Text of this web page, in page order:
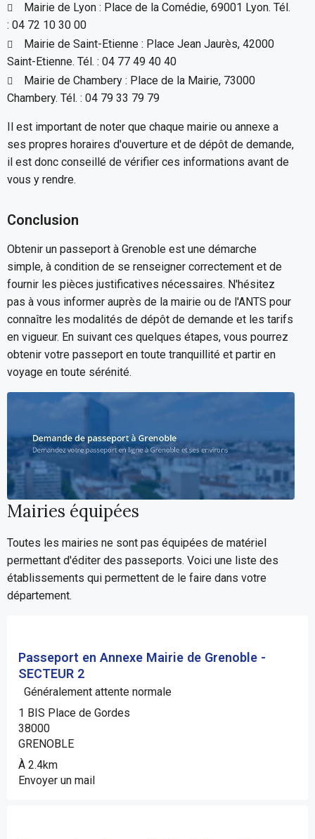
Mairie de Lyon : Place de la Comédie, 69001 Lyon. Tél.
: 04 72 10 30 00
Mairie de Saint-Etienne : Place Jean Jaurès, 42000
Saint-Etienne. Tél. : 04 77 49 40 40
Mairie de Chambery : Place de la Mairie, 73000
Chambery. Tél. : 04 79 33 79 79
Il est important de noter que chaque mairie ou annexe a
ses propres horaires d'ouverture et de dépôt de demande,
il est donc conseillé de vérifier ces informations avant de
vous y rendre.
Conclusion
Obtenir un passeport à Grenoble est une démarche
simple, à condition de se renseigner correctement et de
fournir les pièces justificatives nécessaires. N'hésitez
pas à vous informer auprès de la mairie ou de l'ANTS pour
connaître les modalités de dépôt de demande et les tarifs
en vigueur. En suivant ces quelques étapes, vous pourrez
obtenir votre passeport en toute tranquillité et partir en
voyage en toute sérénité.
Mairies équipées
Toutes les mairies ne sont pas équipées de matériel
permettant d'éditer des passeports. Voici une liste des
établissements qui permettent de le faire dans votre
département.
Passeport en Annexe Mairie de Grenoble -
SECTEUR 2
Généralement attente normale
1 BIS Place de Gordes
38000
GRENOBLE
À 2.4km
Envoyer un mail